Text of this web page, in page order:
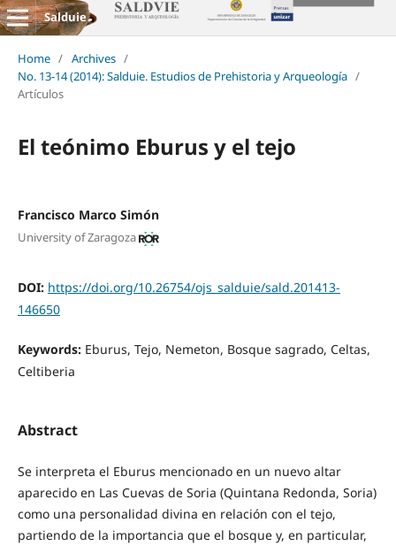
Salduie
Home / Archives /
No. 13-14 (2014): Salduie. Estudios de Prehistoria y Arqueología /
Artículos
El teónimo Eburus y el tejo
Francisco Marco Simón
University of Zaragoza
DOI: https://doi.org/10.26754/ojs_salduie/sald.201413-
146650
Keywords: Eburus, Tejo, Nemeton, Bosque sagrado, Celtas,
Celtiberia
Abstract
Se interpreta el Eburus mencionado en un nuevo altar
aparecido en Las Cuevas de Soria (Quintana Redonda, Soria)
como una personalidad divina en relación con el tejo,
partiendo de la importancia que el bosque y, en particular,